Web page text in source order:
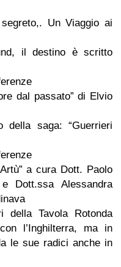
Un Viaggio ai
il destino è scritto
dal passato” di Elvio
della saga: “Guerrieri
a cura Dott. Paolo
Dott.ssa Alessandra
Tavola Rotonda
l’Inghilterra, ma in
le sue radici anche in